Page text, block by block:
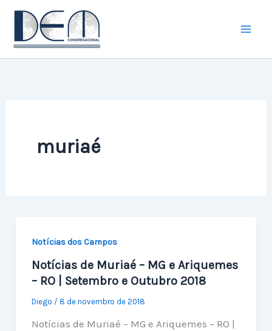
conteúdo
muriaé
Notícias dos Campos
Notícias de Muriaé – MG e Ariquemes
– RO | Setembro e Outubro 2018
Diego / 8 de novembro de 2018
Notícias de Muriaé – MG e Ariquemes – RO |